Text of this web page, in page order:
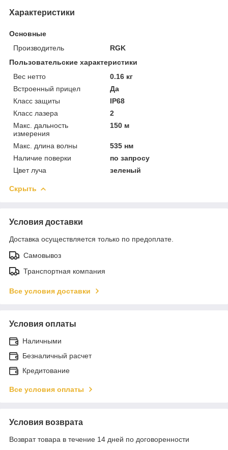
Характеристики
Основные
Производитель
RGK
Пользовательские характеристики
Вес нетто
0.16 кг
Встроенный прицел
Да
Класс защиты
IP68
Класс лазера
2
Макс. дальность
измерения
150 м
Макс. длина волны
535 нм
Наличие поверки
по запросу
Цвет луча
зеленый
Скрыть
Условия доставки
Доставка осуществляется только по предоплате.
Самовывоз
Транспортная компания
Все условия доставки
Условия оплаты
Наличными
Безналичный расчет
Кредитование
Все условия оплаты
Условия возврата
Возврат товара в течение 14 дней по договоренности